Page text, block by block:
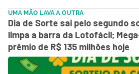
UMA MÃO LAVA A OUTRA
Dia de Sorte sai pelo segundo
limpa a barra da Lotofácil;
prêmio de R$ 135 milhões hoje